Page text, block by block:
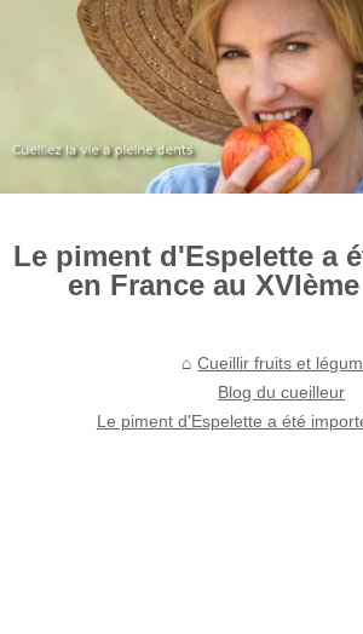
Le piment d'Espelette a
en France au
Cueillir fruits et
Blog du cueilleur
Le piment d'Espelette a été